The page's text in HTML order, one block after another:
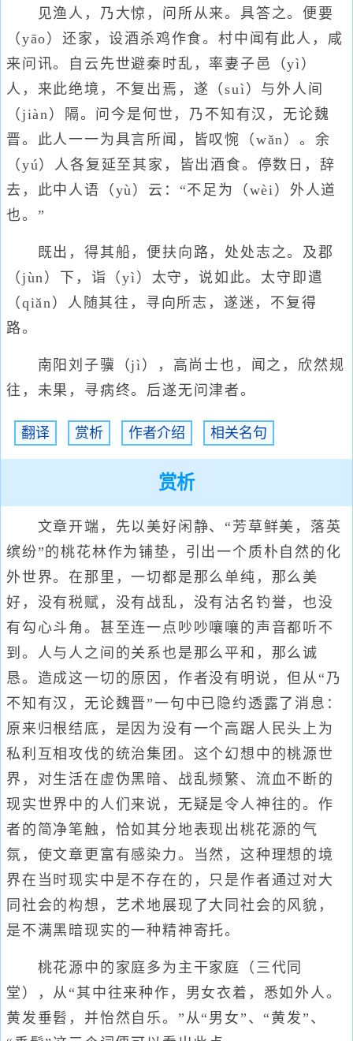
见渔人，乃大惊，问所从来。具答之。便要
（yāo）还家，设酒杀鸡作食。村中闻有此人，咸
来问讯。自云先世避秦时乱，率妻子邑（yì）
人，来此绝境，不复出焉，遂（suì）与外人间
（jiàn）隔。问今是何世，乃不知有汉，无论魏
晋。此人一一为具言所闻，皆叹惋（wǎn）。余
（yú）人各复延至其家，皆出酒食。停数日，辞
去，此中人语（yù）云：“不足为（wèi）外人道
也。”
既出，得其船，便扶向路，处处志之。及郡
（jùn）下，诣（yì）太守，说如此。太守即遣
（qiǎn）人随其往，寻向所志，遂迷，不复得
路。
南阳刘子骥（jì），高尚士也，闻之，欣然规
往，未果，寻病终。后遂无问津者。
翻译 赏析 作者介绍 相关名句
赏析
文章开端，先以美好闲静、“芳草鲜美，落英
缤纷”的桃花林作为铺垫，引出一个质朴自然的化
外世界。在那里，一切都是那么单纯，那么美
好，没有税赋，没有战乱，没有沽名钓誉，也没
有勾心斗角。甚至连一点吵吵嚷嚷的声音都听不
到。人与人之间的关系也是那么平和，那么诚
恳。造成这一切的原因，作者没有明说，但从“乃
不知有汉，无论魏晋”一句中已隐约透露了消息：
原来归根结底，是因为没有一个高踞人民头上为
私利互相攻伐的统治集团。这个幻想中的桃源世
界，对生活在虚伪黑暗、战乱频繁、流血不断的
现实世界中的人们来说，无疑是令人神往的。作
者的简净笔触，恰如其分地表现出桃花源的气
氛，使文章更富有感染力。当然，这种理想的境
界在当时现实中是不存在的，只是作者通过对大
同社会的构想，艺术地展现了大同社会的风貌，
是不满黑暗现实的一种精神寄托。
桃花源中的家庭多为主干家庭（三代同
堂），从“其中往来种作，男女衣着，悉如外人。
黄发垂髫，并怡然自乐。”从“男女”、“黄发”、